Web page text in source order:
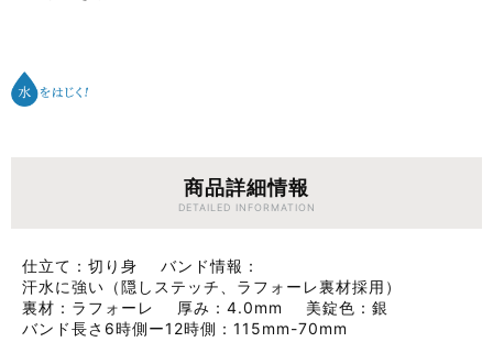
商品詳細情報
DETAILED INFORMATION
仕立て 切り身
バンド情報
汗水に強い（隠しステッチ、ラフォーレ裏材採用）
裏材
ラフォーレ 厚み 4.0mm 美錠色
銀
バンド長さ6時側ー12時側
115mm-70mm